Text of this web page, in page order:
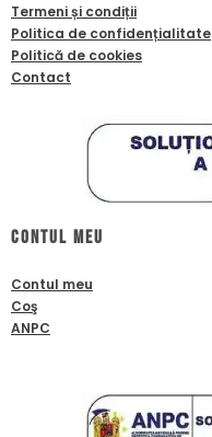
Termeni și condiții
Politica de confidențialitate
Politică de cookies
Contact
Contul meu
Contul meu
Coş
ANPC